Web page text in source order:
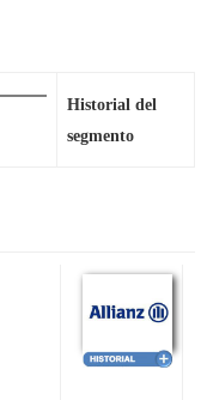
Historial del
segmento